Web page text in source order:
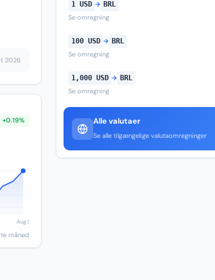
2026
+0.19%
måned
1 USD → BRL
Se omregning
100 USD → BRL
Se omregning
1,000 USD → BRL
Se omregning
Alle valutaer
Se alle tilgængelige valutaomregninger